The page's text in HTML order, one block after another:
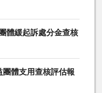
體緩起訴處分金查核
體支用查核評估報